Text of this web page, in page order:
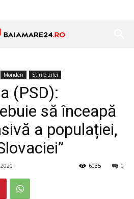
Monden Stirile zilei
(PSD):
să înceapă
a populației,
0
6035